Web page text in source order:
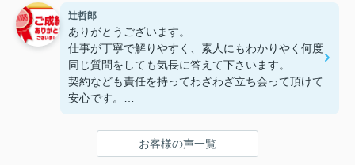
装もきれいに仕上がり満足しています。
大きな買い物でしたが、久保さんにお願いして本当
によかったです。ありがとうございました☆*ﾟ
最初から最後まで安心して契約成立まで進めること
が出来てありがとうございました。
人生最大の買い物をSR総合不動産販売さんに任せ
て本当に良かったと思います。
これからのさらなる活躍を応援しています。
辻哲郎
ありがとうございます。
仕事が丁寧で解りやすく、素人にもわかりやく何度
同じ質問をしても気長に答えて下さいます。
契約なども責任を持ってわざわざ立ち会って頂けて
安心です。
たは、一度相談されてみてください。
お客様の声一覧